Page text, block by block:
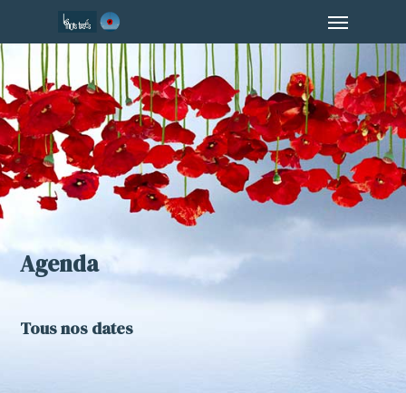
to
main
content
Agenda
Tous nos dates